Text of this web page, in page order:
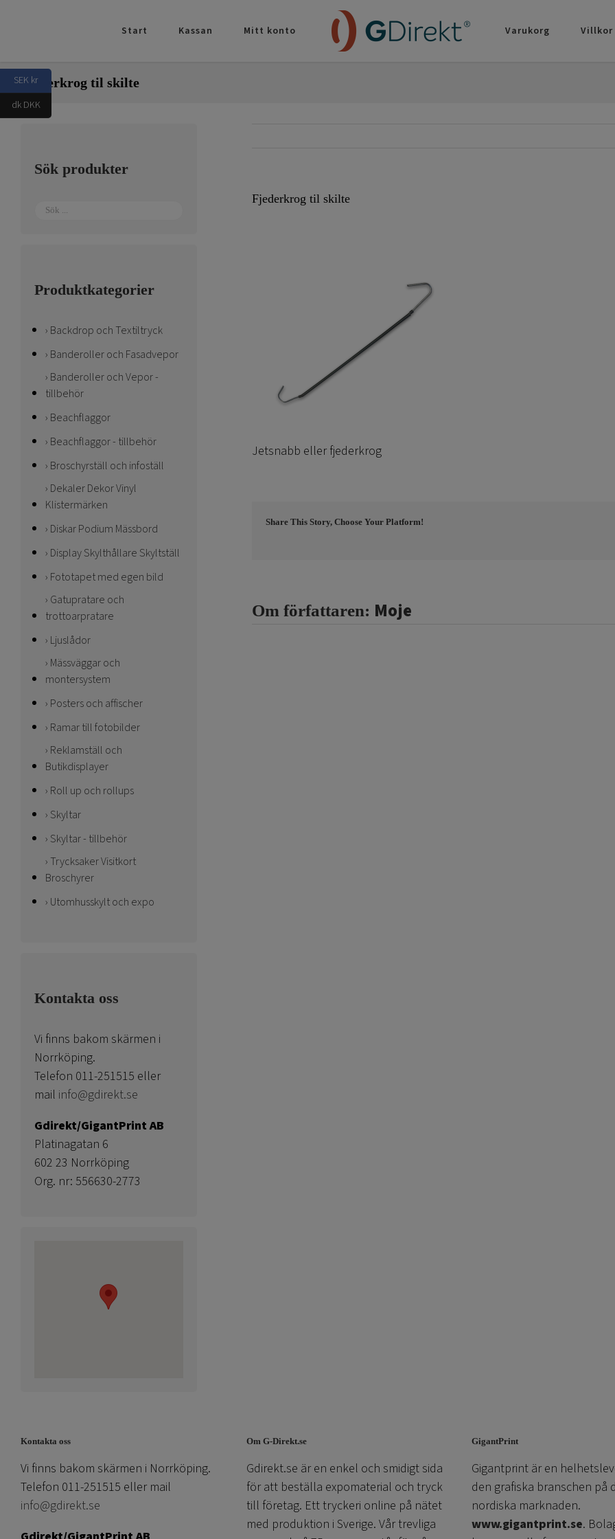
Start Kassan Mitt konto Varukorg Villkor
Fjederkrog til skilte
Fjederkrog til skilte
Jetsnabb eller fjederkrog
Share This Story, Choose Your Platform!
Om författaren: Moje
Sök produkter
Produktkategorier
Backdrop och Textiltryck
Banderoller och Fasadvepor
Banderoller och Vepor -
tillbehör
Beachflaggor
Beachflaggor - tillbehör
Broschyrställ och infoställ
Dekaler Dekor Vinyl
Klistermärken
Diskar Podium Mässbord
Display Skylthållare Skyltställ
Fototapet med egen bild
Gatupratare och
trottoarpratare
Ljuslådor
Mässväggar och
montersystem
Posters och affischer
Ramar till fotobilder
Reklamställ och
Butikdisplayer
Roll up och rollups
Skyltar
Skyltar - tillbehör
Trycksaker Visitkort
Broschyrer
Utomhusskylt och expo
Kontakta oss
Vi finns bakom skärmen i
Norrköping.
Telefon 011-251515 eller
mail info@gdirekt.se
Gdirekt/GigantPrint AB
Platinagatan 6
602 23 Norrköping
Org. nr: 556630-2773
Kontakta oss
Vi finns bakom skärmen i Norrköping.
Telefon 011-251515 eller mail
info@gdirekt.se
Om G-Direkt.se
Gdirekt.se är en enkel och smidigt sida
för att beställa expomaterial och tryck
till företag. Ett tryckeri online på nätet
med produktion i Sverige. Vår trevliga
GigantPrint
Gigantprint är en
den grafiska branschen på
nordiska marknaden.
www.gigantprint.se.
SEK kr
dk DKK